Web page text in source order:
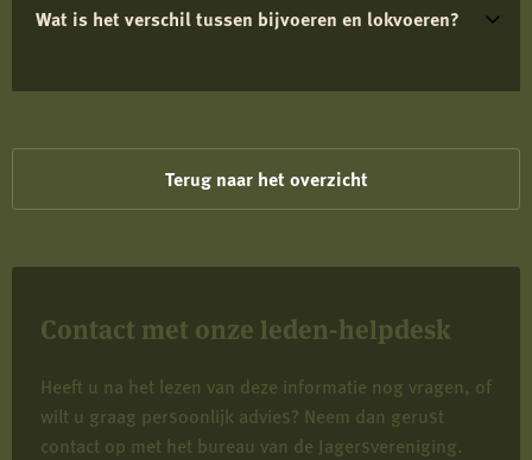
Contact met onze leden-helpdesk
Heeft u na het lezen van deze informatie nog vragen, of
wilt u graag persoonlijk advies? Neem dan gerust
contact op met het bureau van de Jagersvereniging.
Wat is het verschil tussen bijvoeren en lokvoeren?
Terug naar het overzicht